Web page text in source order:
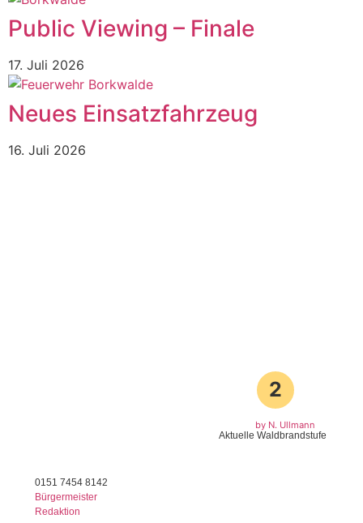
Public Viewing – Finale
17. Juli 2026
Neues Einsatzfahrzeug
16. Juli 2026
0151 7454 8142
Bürgermeister
Redaktion
2
by N. Ullmann
Aktuelle Waldbrandstufe